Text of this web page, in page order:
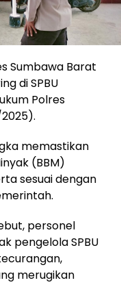
Sumbawa Barat
di SPBU
Polres
memastikan
(BBM)
sesuai dengan
personel
pengelola SPBU
merugikan